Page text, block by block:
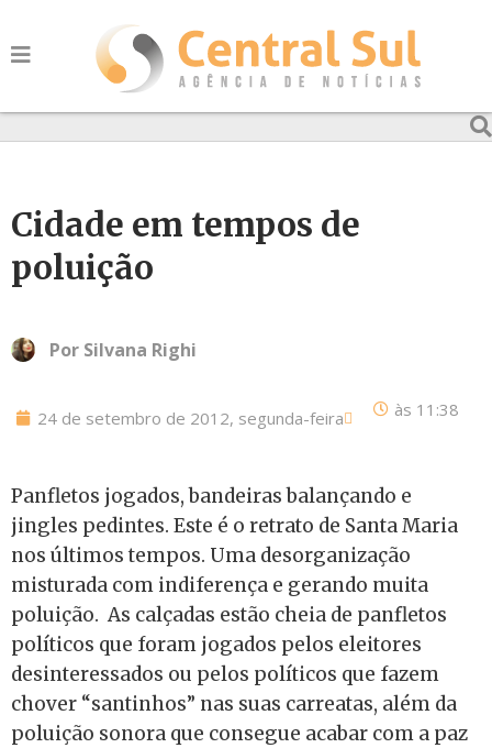
Cidade em tempos de
poluição
Por Silvana Righi
24 de setembro de 2012, segunda-feira às 11:38
Panfletos jogados, bandeiras balançando e
jingles pedintes. Este é o retrato de Santa Maria
nos últimos tempos. Uma desorganização
misturada com indiferença e gerando muita
poluição. As calçadas estão cheia de panfletos
políticos que foram jogados pelos eleitores
desinteressados ou pelos políticos que fazem
chover “santinhos” nas suas carreatas, além da
poluição sonora que consegue acabar com a paz